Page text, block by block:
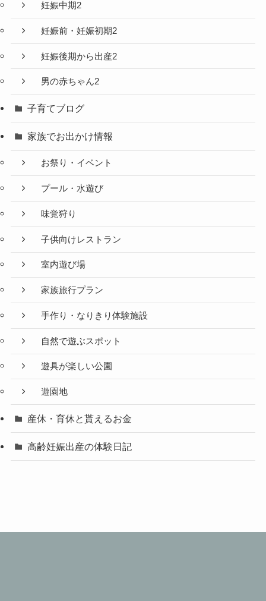
妊娠中期2
妊娠前・妊娠初期2
妊娠後期から出産2
男の赤ちゃん2
子育てブログ
家族でお出かけ情報
お祭り・イベント
プール・水遊び
味覚狩り
子供向けレストラン
室内遊び場
家族旅行プラン
手作り・なりきり体験施設
自然で遊ぶスポット
遊具が楽しい公園
遊園地
産休・育休と貰えるお金
高齢妊娠出産の体験日記